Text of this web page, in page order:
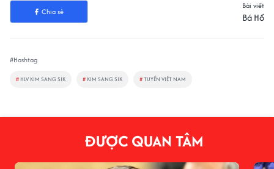
Chia sẻ
Bài viết
Bá Hổ
#Hashtag
# HLV KIM SANG SIK # KIM SANG SIK #TUYỂN VIỆT NAM
ĐƯỢC QUAN TÂM